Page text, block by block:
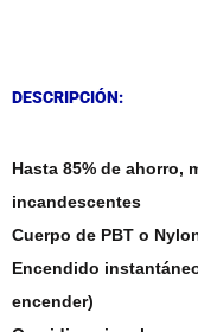
DESCRIPCIÓN:
Hasta 85% de ahorro,
incandescentes
Cuerpo de PBT o
Encendido
encender)